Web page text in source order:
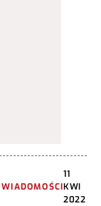
WIADOMOŚCI
11
KWI
2022